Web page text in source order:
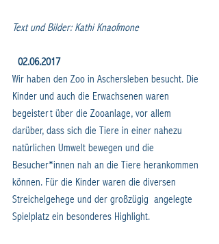
Text und Bilder: Kathi Knaofmone
02.06.2017
Wir haben den Zoo in Aschersleben besucht. Die
Kinder und auch die Erwachsenen waren
begeistert über die Zooanlage, vor allem
darüber, dass sich die Tiere in einer nahezu
natürlichen Umwelt bewegen und die
Besucher*innen nah an die Tiere herankommen
können. Für die Kinder waren die diversen
Streichelgehege und der großzügig  angelegte
Spielplatz ein besonderes Highlight.